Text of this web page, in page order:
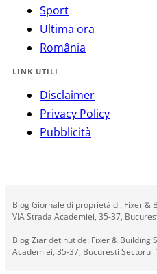
Sport
Ultima ora
România
LINK UTILI
Disclaimer
Privacy Policy
Pubblicità
Blog Giornale di proprietà di: Fixer &
VIA Strada Academiei, 35-37,
---
Blog Ziar deținut de: Fixer & Building
Academiei, 35-37, Bucuresti Sectorul